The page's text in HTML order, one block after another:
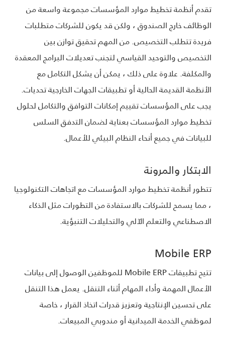
تقدم أنظمة تخطيط موارد المؤسسات مجموعة واسعة من
الوظائف خارج الصندوق ، ولكن قد يكون للشركات متطلبات
فريدة تتطلب التخصيص. من المهم تحقيق توازن بين
التخصيص والتوحيد القياسي لتجنب تعديلات البرامج المعقدة
والمكلفة. علاوة على ذلك ، يمكن أن يشكل التكامل مع
الأنظمة القديمة الحالية أو تطبيقات الجهات الخارجية تحديات.
يجب على المؤسسات تقييم إمكانات التوافق والتكامل لحلول
تخطيط موارد المؤسسات بعناية لضمان التدفق السلس
للبيانات في جميع أنحاء النظام البيئي للأعمال.
الابتكار والمرونة
تتطور أنظمة تخطيط موارد المؤسسات مع اتجاهات التكنولوجيا
، مما يسمح للشركات بالاستفادة من التطورات مثل الذكاء
الاصطناعي والتعلم الآلي والتحليلات التنبؤية.
Mobile ERP
تتيح تطبيقات Mobile ERP للموظفين الوصول إلى بيانات
الأعمال المهمة وأداء المهام أثناء التنقل. يعمل هذا التنقل
على تحسين الإنتاجية وتعزيز قدرات اتخاذ القرار ، خاصة
لموظفي الخدمة الميدانية أو مندوبي المبيعات.